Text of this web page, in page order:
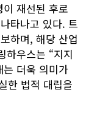
재선된 후로
타나고 있다. 트
하며, 해당 산업
하우스는 “지지
더욱 의미가
한 법적 대립을